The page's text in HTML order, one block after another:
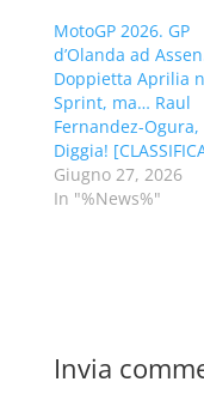
MotoGP 2026. GP
d’Olanda ad
Doppietta Aprilia
Sprint, ma… Raul
Fernandez-Ogura,
Diggia!
Giugno 27, 2026
In "%News%"
Invia